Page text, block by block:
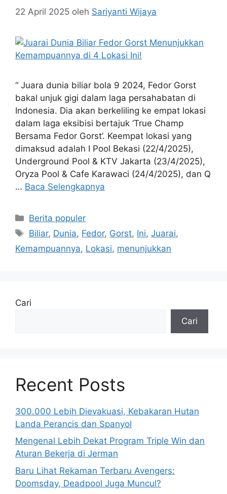
22 April 2025 oleh Sariyanti Wijaya
“ Juara dunia biliar bola 9 2024, Fedor Gorst
bakal unjuk gigi dalam laga persahabatan di
Indonesia. Dia akan berkeliling ke empat lokasi
dalam laga eksibisi bertajuk ‘True Champ
Bersama Fedor Gorst’. Keempat lokasi yang
dimaksud adalah I Pool Bekasi (22/4/2025),
Underground Pool & KTV Jakarta (23/4/2025),
Oryza Pool & Cafe Karawaci (24/4/2025), dan Q
… Baca Selengkapnya
Kategori
Berita populer
Tag
Biliar, Dunia, Fedor, Gorst, Ini,Juarai,
Kemampuannya, Lokasi, menunjukkan
Cari
Cari
Recent Posts
300.000 Lebih Dievakuasi, Kebakaran Hutan
Landa Perancis dan Spanyol
Mengenal Lebih Dekat Program Triple Win dan
Aturan Bekerja di Jerman
Baru Lihat Rekaman Terbaru Avengers:
Doomsday, Deadpool Juga Muncul?